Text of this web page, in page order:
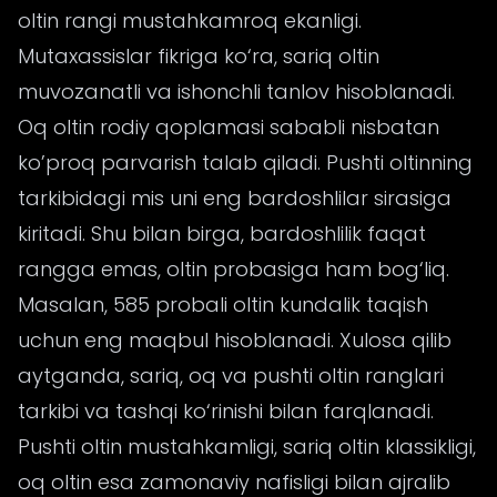
oltin rangi mustahkamroq ekanligi.
Mutaxassislar fikriga ko‘ra, sariq oltin
muvozanatli va ishonchli tanlov hisoblanadi.
Oq oltin rodiy qoplamasi sababli nisbatan
ko’proq parvarish talab qiladi. Pushti oltinning
tarkibidagi mis uni eng bardoshlilar sirasiga
kiritadi. Shu bilan birga, bardoshlilik faqat
rangga emas, oltin probasiga ham bog‘liq.
Masalan, 585 probali oltin kundalik taqish
uchun eng maqbul hisoblanadi. Xulosa qilib
aytganda, sariq, oq va pushti oltin ranglari
tarkibi va tashqi ko‘rinishi bilan farqlanadi.
Pushti oltin mustahkamligi, sariq oltin klassikligi,
oq oltin esa zamonaviy nafisligi bilan ajralib